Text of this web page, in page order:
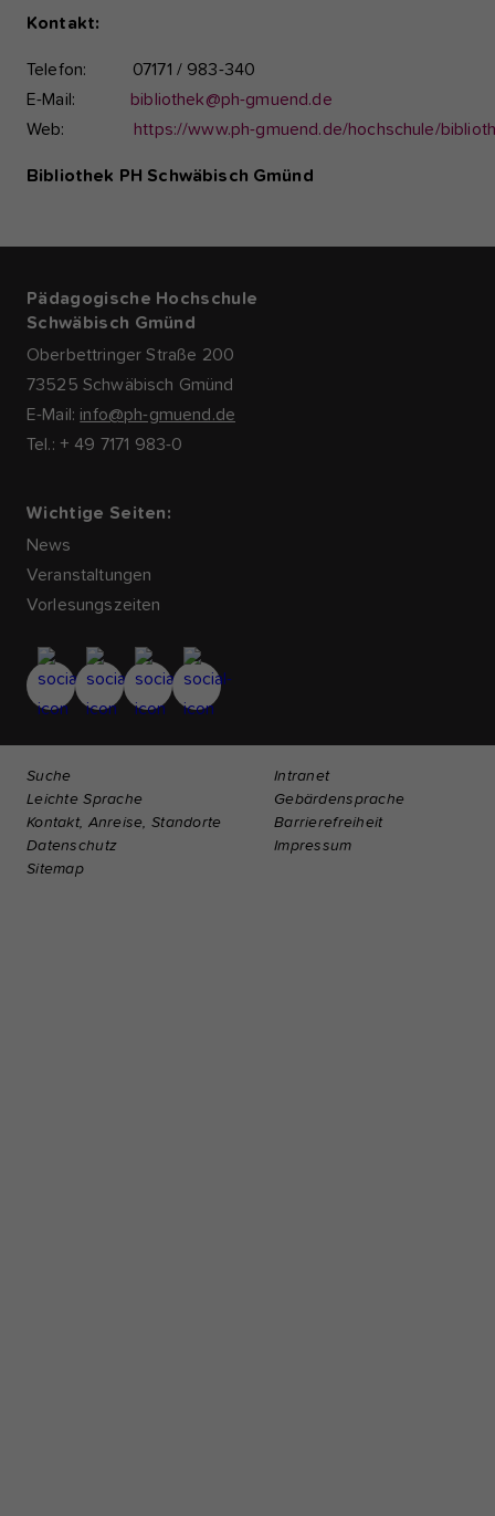
Kontakt:
Telefon: 07171 / 983-340
E-Mail:
bibliothek@ph-gmuend.de
Web:
https://www.ph-gmuend.de/hochschule/
Bibliothek PH Schwäbisch Gmünd
Pädagogische Hochschule
Schwäbisch Gmünd
Oberbettringer Straße 200
73525 Schwäbisch Gmünd
E-Mail: info@ph-gmuend.de
Tel.: + 49 7171 983-0
Wichtige Seiten:
News
Veranstaltungen
Vorlesungszeiten
Suche
Intranet
Leichte Sprache
Gebärdensprache
Kontakt, Anreise, Standorte
Barrierefreiheit
Datenschutz
Impressum
Sitemap